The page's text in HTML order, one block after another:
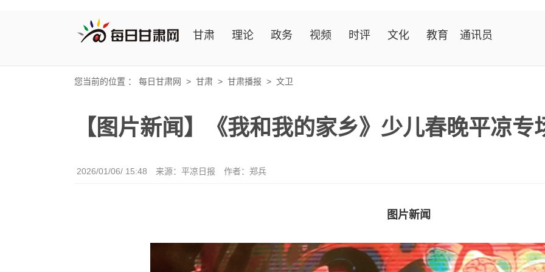
甘肃 理论 政务 视频 时评 文化 教育 通讯员
您当前的位置 ： 每日甘肃网 > 甘肃 > 甘肃播报 > 文卫
【图片新闻】《我和我的家乡》少儿春晚平凉专
2026/01/06/ 15:48 来源：平凉日报 作者：郑兵
图片新闻